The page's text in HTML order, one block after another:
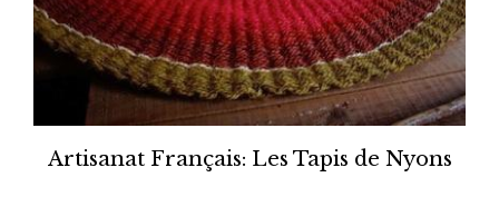
Artisanat Français: Les Tapis de Nyons